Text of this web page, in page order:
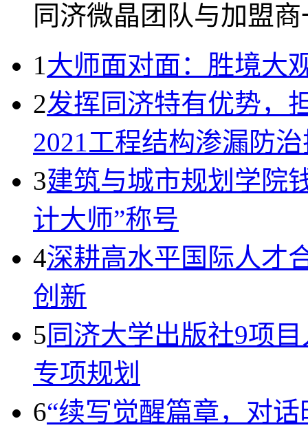
同济微晶团队与加盟商
1大师面对面：胜境大
2发挥同济特有优势，
2021工程结构渗漏防
3建筑与城市规划学院
计大师”称号
4深耕高水平国际人才
创新
5同济大学出版社9项
专项规划
6“续写觉醒篇章，对